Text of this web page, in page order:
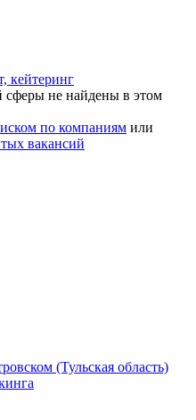
кейтеринг
не найдены в этом
по компаниям или
вакансий
(Тульская область)